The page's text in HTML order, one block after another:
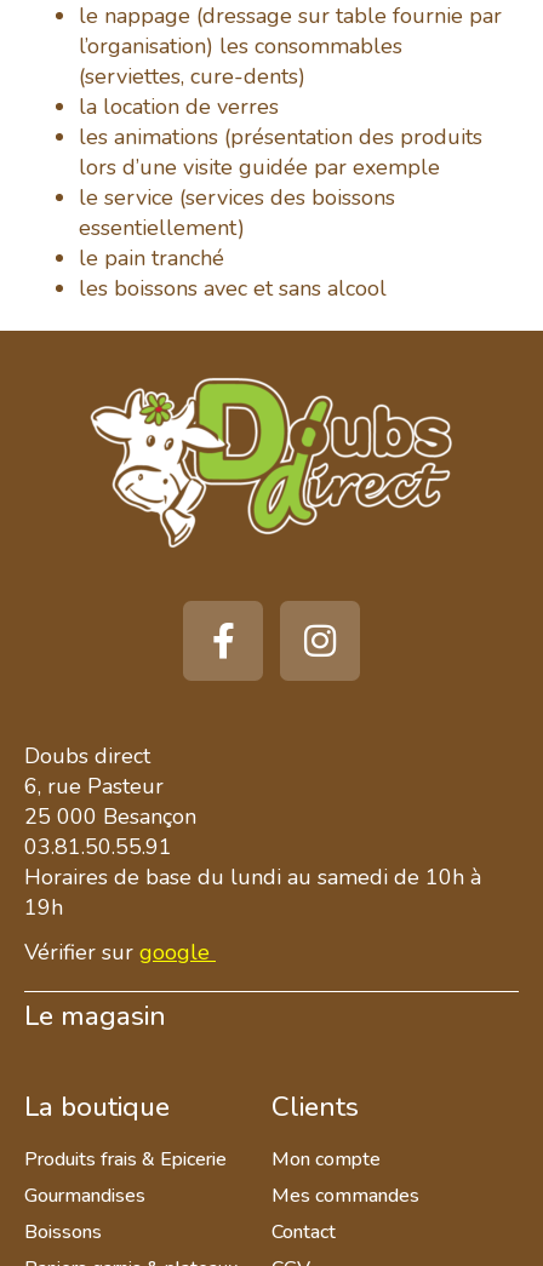
le nappage (dressage sur table fournie par
l’organisation) les consommables
(serviettes, cure-dents)
la location de verres
les animations (présentation des produits
lors d’une visite guidée par exemple
le service (services des boissons
essentiellement)
le pain tranché
les boissons avec et sans alcool
Doubs direct
6, rue Pasteur
25 000 Besançon
03.81.50.55.91
Horaires de base du lundi au samedi de 10h à
19h
Vérifier sur google
Le magasin
La boutique
Produits frais & Epicerie
Gourmandises
Boissons
Clients
Mon compte
Mes commandes
Contact